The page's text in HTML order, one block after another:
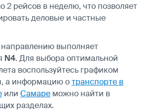
2 рейсов в неделю, что позволяет
деловые и частные
выполняет
N4. Для выбора оптимальной
воспользуйтесь графиком
а информацию отранспорте в
или Самаре можно найти в
разделах.